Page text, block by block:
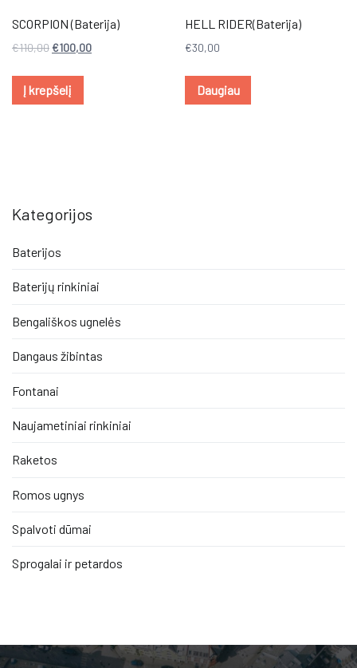
SCORPION (Baterija)
€110,00 €100,00
Į krepšelį
HELL RIDER(Baterija)
€30,00
Daugiau
Kategorijos
Baterijos
Baterijų rinkiniai
Bengališkos ugnelės
Dangaus žibintas
Fontanai
Naujametiniai rinkiniai
Raketos
Romos ugnys
Spalvoti dūmai
Sprogalai ir petardos